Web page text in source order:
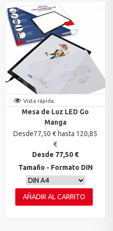
Vista rápida
Mesa de Luz LED Go
Manga
Desde77,50 € hasta 120,85
€
Desde 77,50 €
Tamaño - Formato DIN
AÑADIR AL CARRITO